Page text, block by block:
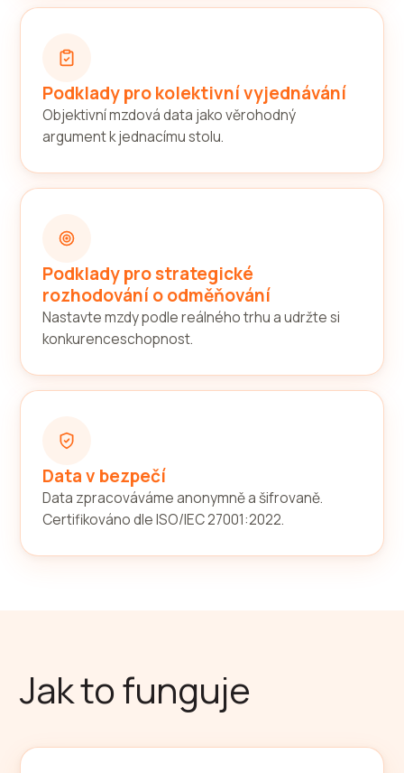
Podklady pro kolektivní vyjednávání
Objektivní mzdová data jako věrohodný
argument k jednacímu stolu.
Podklady pro strategické
rozhodování o odměňování
Nastavte mzdy podle reálného trhu a udržte si
konkurenceschopnost.
Data v bezpečí
Data zpracováváme anonymně a šifrovaně.
Certifikováno dle ISO/IEC 27001:2022.
Jak to funguje